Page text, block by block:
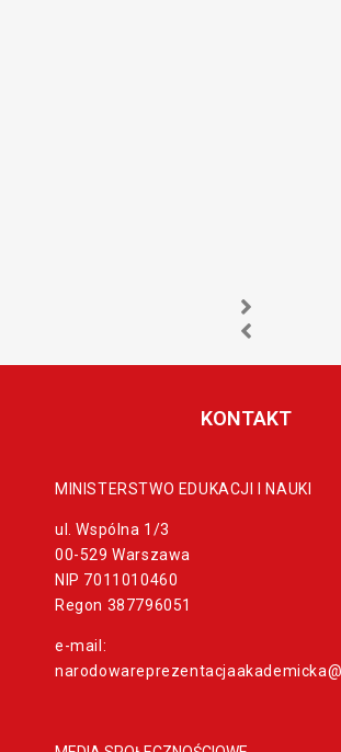
KONTAKT
MINISTERSTWO EDUKACJI I NAUKI
ul. Wspólna 1/3
00-529 Warszawa
NIP 7011010460
Regon 387796051
e-mail: